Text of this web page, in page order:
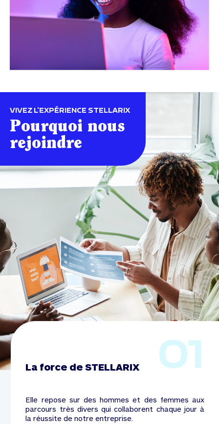
VIVEZ L'EXPÉRIENCE STELLARIX
Pourquoi nous
rejoindre
La force de STELLARIX 01
Elle repose sur des hommes et des femmes aux
parcours très divers qui collaborent chaque jour à
la réussite de notre entreprise.